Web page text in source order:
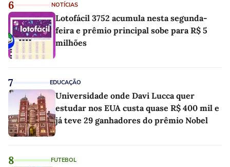
6 NOTÍCIAS
Lotofácil 3752 acumula nesta segunda-
feira e prêmio principal sobe para R$ 5
milhões
7 EDUCAÇÃO
Universidade onde Davi Lucca quer
estudar nos EUA custa quase R$ 400 mil e
já teve 29 ganhadores do prêmio Nobel
8 FUTEBOL